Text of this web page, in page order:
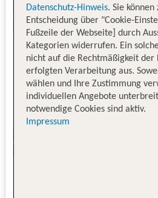
Datenschutz-Hinweis. Sie
Entscheidung über "Cookie-
Fußzeile der Webseite] durch
Kategorien widerrufen. Ein
nicht auf die Rechtmäßigkeit der
erfolgten Verarbeitung aus.
wählen und Ihre Zustimmung
individuellen Angebote
notwendige Cookies sind aktiv.
Impressum